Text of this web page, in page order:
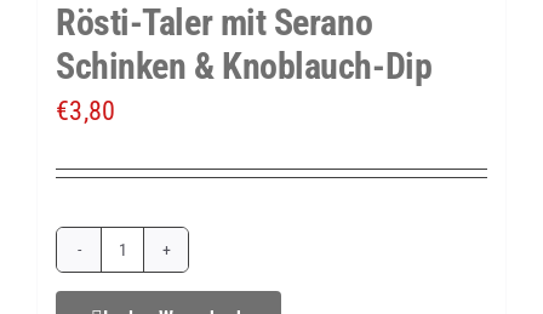
Rösti-Taler mit Serano
Schinken & Knoblauch-Dip
€3,80
Rösti-